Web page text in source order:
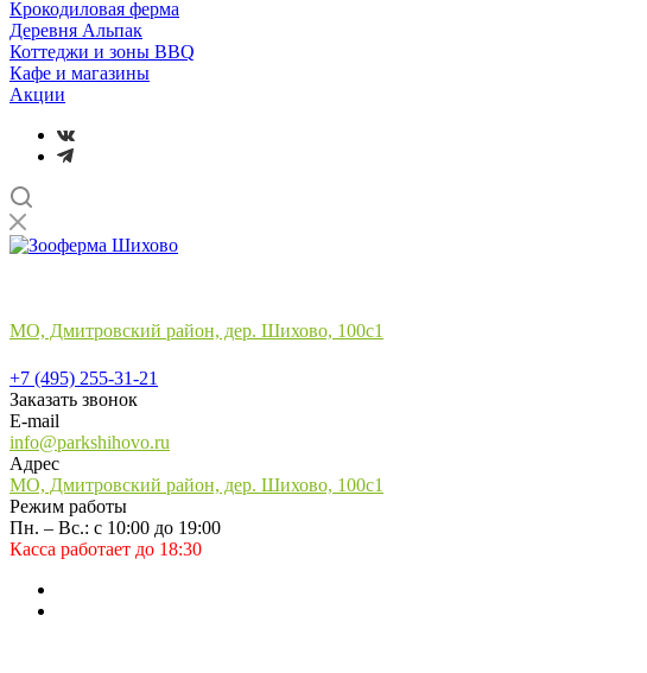
Крокодиловая ферма
Деревня Альпак
Коттеджи и зоны BBQ
Кафе и магазины
Акции
МО, Дмитровский район, дер. Шихово, 100с1
+7 (495) 255-31-21
Заказать звонок
E-mail
info@parkshihovo.ru
Адрес
МО, Дмитровский район, дер. Шихово, 100с1
Режим работы
Пн. – Вс.: с 10:00 до 19:00
Касса работает до 18:30